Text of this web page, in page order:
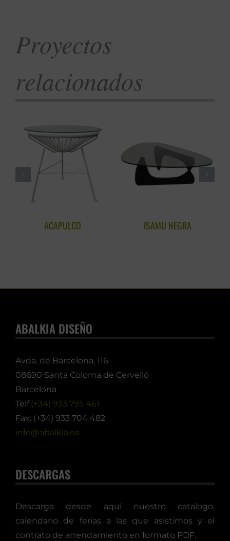
Proyectos
relacionados
ACAPULCO ISAMU NEGRA
ABALKIA DISEÑO
Avda. de Barcelona, 116
08690 Santa Coloma de Cervelló
Barcelona
Telf.(+34) 933 795 461
Fax: (+34) 933 704 482
info@abalkia.es
DESCARGAS
Descarga desde aquí nuestro catalogo,
calendario de ferias a las que asistimos y el
contrato de arrendamiento en formato PDF.